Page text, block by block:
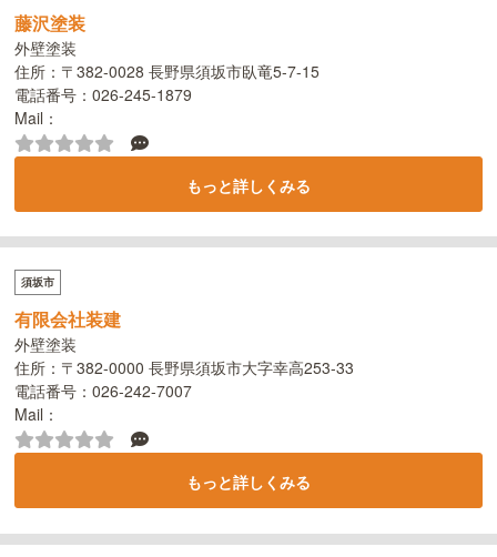
藤沢塗装
外壁塗装
住所：〒382-0028 長野県須坂市臥竜5-7-15
電話番号：026-245-1879
Mail：
もっと詳しくみる
須坂市
有限会社装建
外壁塗装
住所：〒382-0000 長野県須坂市大字幸高253-33
電話番号：026-242-7007
Mail：
もっと詳しくみる